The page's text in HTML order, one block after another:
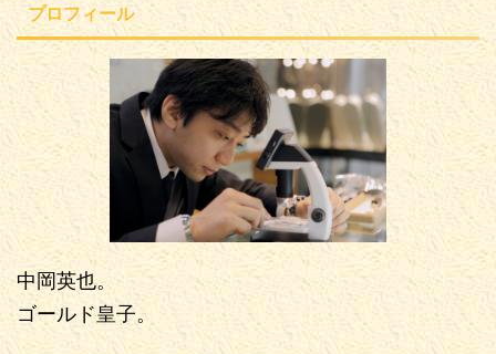
プロフィール
中岡英也。
ゴールド皇子。